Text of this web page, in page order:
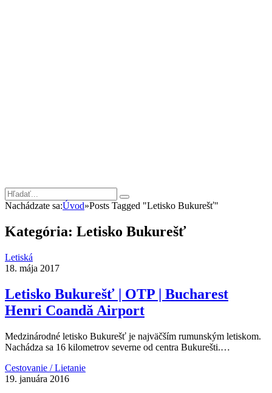
Nachádzate sa:Úvod»Posts Tagged "Letisko Bukurešť"
Kategória: Letisko Bukurešť
Letiská
18. mája 2017
Letisko Bukurešť | OTP | Bucharest
Henri Coandă Airport
Medzinárodné letisko Bukurešť je najväčším rumunským letiskom.
Nachádza sa 16 kilometrov severne od centra Bukurešti.…
Cestovanie / Lietanie
19. januára 2016